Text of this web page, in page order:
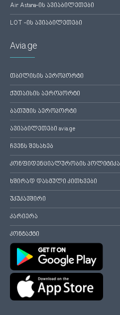
Air Astana-ის ავიაბილეთები
LOT -ის ავიაბილეთები
Avia.ge
თბილისის აეროპორტი
ქუთაისის აეროპორტი
ბათუმის აეროპორტი
ავიაბილეთები avia.ge
ჩვენს შესახებ
კონფიდენციალურობის პოლიტიკა
ხშირად დასმული კითხვები
უკუკავშირი
კარიერა
კონტაქტი